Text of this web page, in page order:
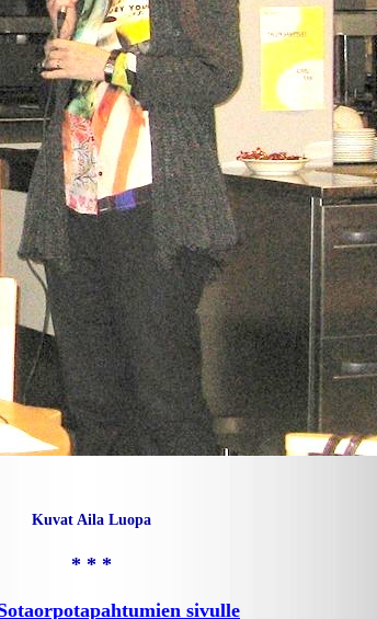
Kuvat Aila Luopa
* * *
sivulle